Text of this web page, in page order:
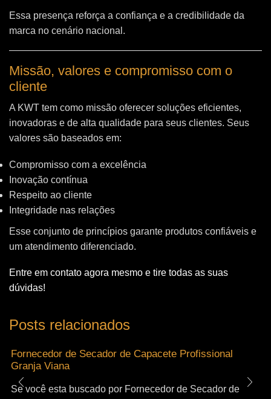
Essa presença reforça a confiança e a credibilidade da
marca no cenário nacional.
Missão, valores e compromisso com o
cliente
A KWT tem como missão oferecer soluções eficientes,
inovadoras e de alta qualidade para seus clientes. Seus
valores são baseados em:
Compromisso com a excelência
Inovação contínua
Respeito ao cliente
Integridade nas relações
Esse conjunto de princípios garante produtos confiáveis e
um atendimento diferenciado.
Entre em contato agora mesmo e tire todas as suas
dúvidas!
Posts relacionados
Fornecedor de Secador de Capacete Profissional
Granja Viana
Se você esta buscado por Fornecedor de Secador de